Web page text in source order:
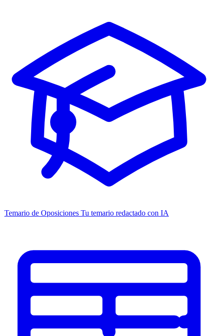
Temario de Oposiciones Tu temario redactado con IA